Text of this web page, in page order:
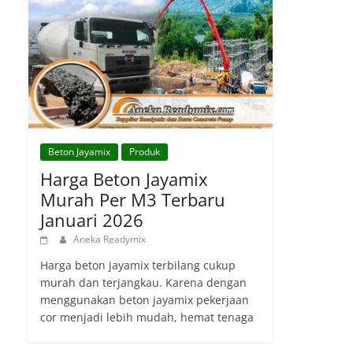
Beton Jayamix Produk
Harga Beton Jayamix
Murah Per M3 Terbaru
Januari 2026
Aneka Readymix
Harga beton jayamix terbilang cukup
murah dan terjangkau. Karena dengan
menggunakan beton jayamix pekerjaan
cor menjadi lebih mudah, hemat tenaga